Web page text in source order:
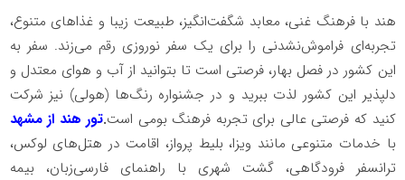
هند با فرهنگ غنی، معابد شگفت‌انگیز، طبیعت زیبا و غذاهای متنوع،
تجربه‌ای فراموش‌نشدنی را برای یک سفر نوروزی رقم می‌زند. سفر به
این کشور در فصل بهار، فرصتی است تا بتوانید از آب ‌و هوای معتدل و
دلپذیر این کشور لذت ببرید و در جشنواره رنگ‌ها (هولی) نیز شرکت
کنید که فرصتی عالی برای تجربه فرهنگ بومی است.تور هند از مشهد
با خدمات متنوعی مانند ویزا، بلیط پرواز، اقامت در هتل‌های لوکس،
ترانسفر فرودگاهی، گشت شهری با راهنمای فارسی‌زبان، بیمه